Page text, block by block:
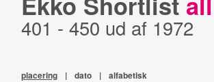
401 - 450 ud af 1972
placering | dato | alfabetisk